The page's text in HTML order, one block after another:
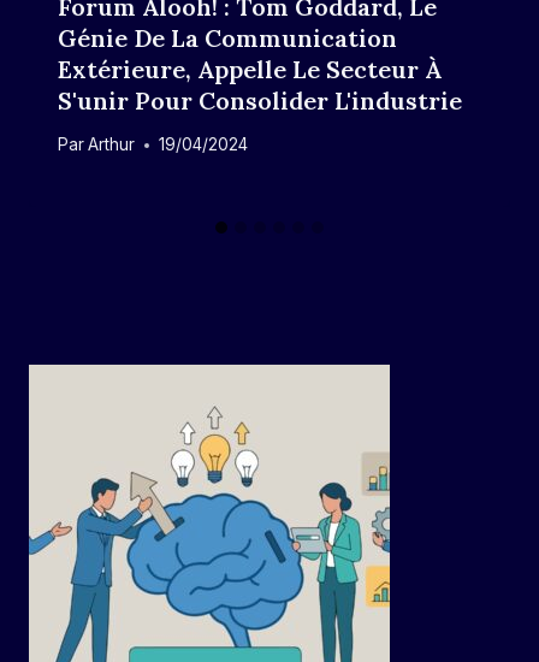
Forum Alooh! : Tom Goddard, Le
Génie De La Communication
Extérieure, Appelle Le Secteur À
S'unir Pour Consolider L'industrie
ParArthur 19/04/2024